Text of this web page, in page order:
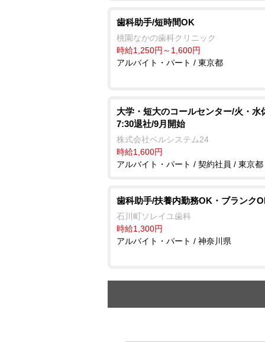
歯科助手/短時間OK
桃園なかの歯科クリニック
時給1,250円～1,600円
アルバイト・パート / 東京都
大学・短大のコールセンター/火・水
7:30退社/9月開始
株式会社ベルシステム24
時給1,600円
アルバイト・パート / 契約社員 / 東京都
歯科助手/扶養内勤務OK・ブランク
石川町ソレイユ歯科
時給1,300円
アルバイト・パート / 神奈川県